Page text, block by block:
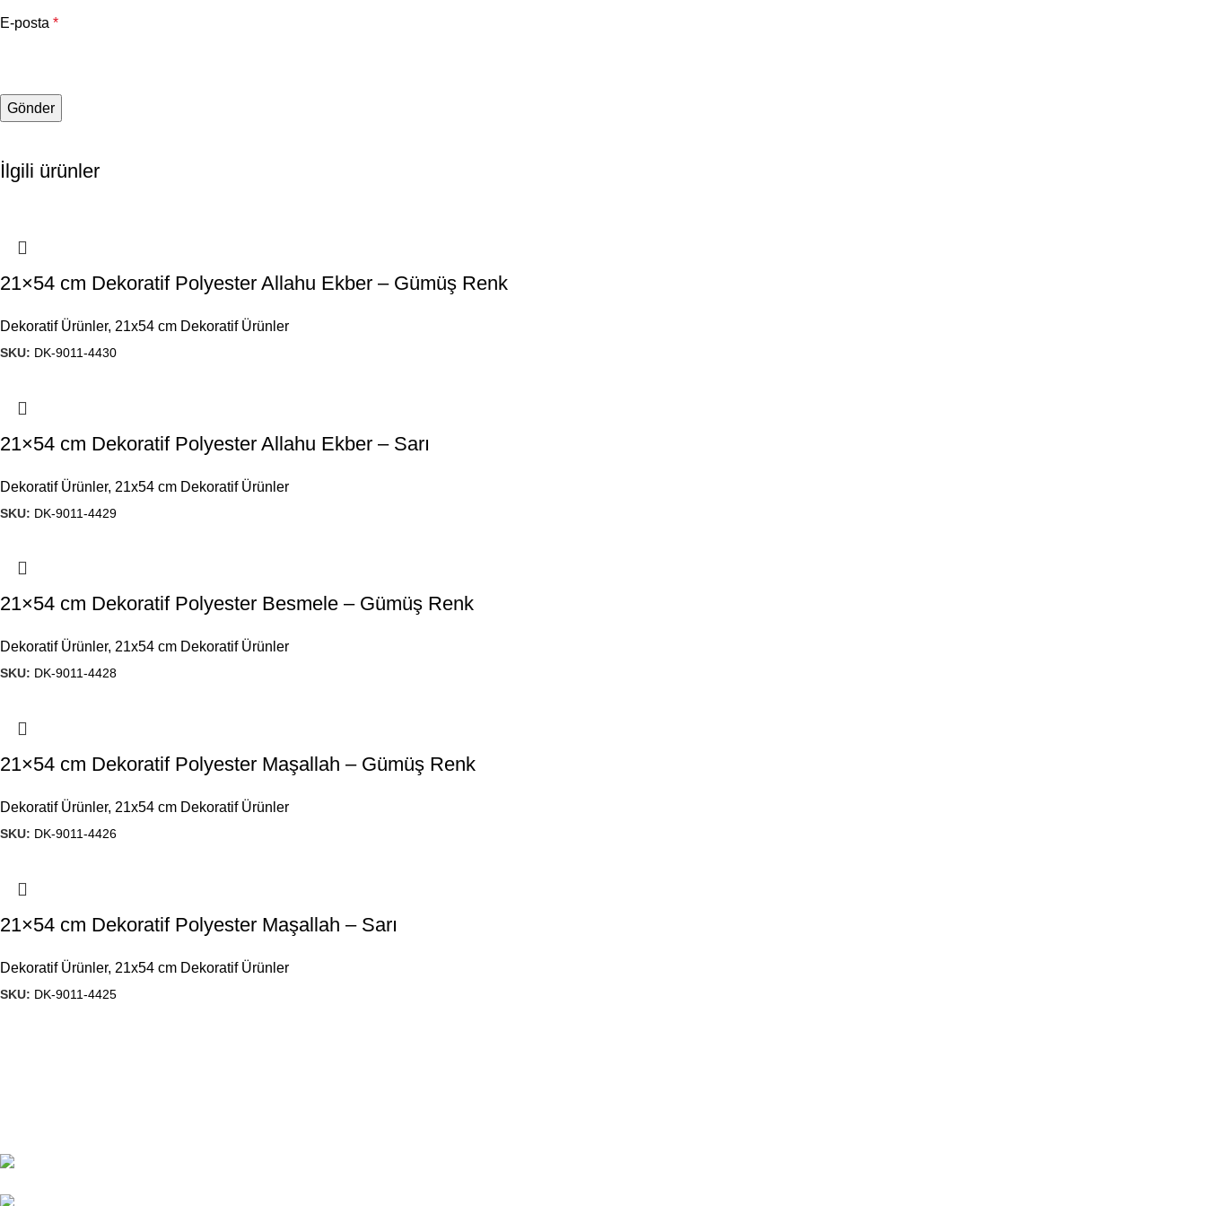
E-posta *
İlgili ürünler
21×54 cm Dekoratif Polyester Allahu Ekber – Gümüş Renk
Dekoratif Ürünler, 21x54 cm Dekoratif Ürünler
SKU: DK-9011-4430
21×54 cm Dekoratif Polyester Allahu Ekber – Sarı
Dekoratif Ürünler, 21x54 cm Dekoratif Ürünler
SKU: DK-9011-4429
21×54 cm Dekoratif Polyester Besmele – Gümüş Renk
Dekoratif Ürünler, 21x54 cm Dekoratif Ürünler
SKU: DK-9011-4428
21×54 cm Dekoratif Polyester Maşallah – Gümüş Renk
Dekoratif Ürünler, 21x54 cm Dekoratif Ürünler
SKU: DK-9011-4426
21×54 cm Dekoratif Polyester Maşallah – Sarı
Dekoratif Ürünler, 21x54 cm Dekoratif Ürünler
SKU: DK-9011-4425